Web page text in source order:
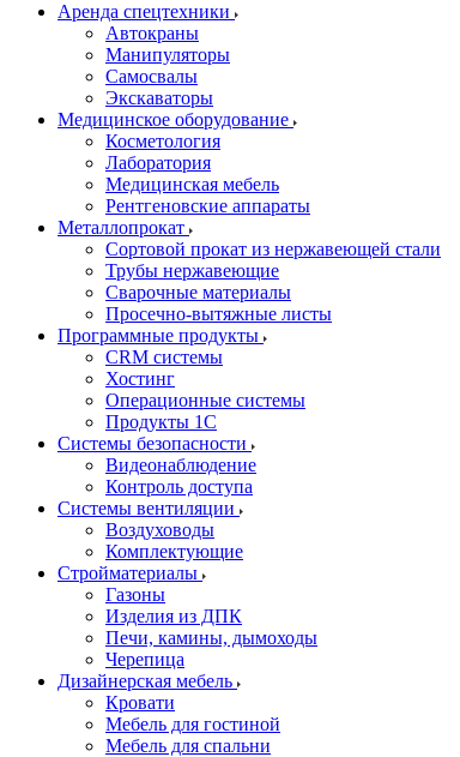
Аренда спецтехники
Автокраны
Манипуляторы
Самосвалы
Экскаваторы
Медицинское оборудование
Косметология
Лаборатория
Медицинская мебель
Рентгеновские аппараты
Металлопрокат
Сортовой прокат из нержавеющей стали
Трубы нержавеющие
Сварочные материалы
Просечно-вытяжные листы
Программные продукты
CRM системы
Хостинг
Операционные системы
Продукты 1С
Системы безопасности
Видеонаблюдение
Контроль доступа
Системы вентиляции
Воздуховоды
Комплектующие
Стройматериалы
Газоны
Изделия из ДПК
Печи, камины, дымоходы
Черепица
Дизайнерская мебель
Кровати
Мебель для гостиной
Мебель для спальни